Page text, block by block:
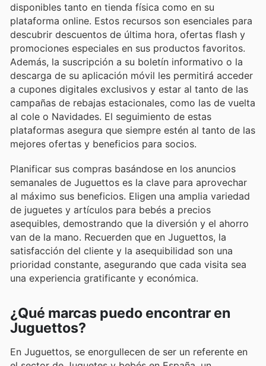
disponibles tanto en tienda física como en su
plataforma online. Estos recursos son esenciales para
descubrir descuentos de última hora, ofertas flash y
promociones especiales en sus productos favoritos.
Además, la suscripción a su boletín informativo o la
descarga de su aplicación móvil les permitirá acceder
a cupones digitales exclusivos y estar al tanto de las
campañas de rebajas estacionales, como las de vuelta
al cole o Navidades. El seguimiento de estas
plataformas asegura que siempre estén al tanto de las
mejores ofertas y beneficios para socios.
Planificar sus compras basándose en los anuncios
semanales de Juguettos es la clave para aprovechar
al máximo sus beneficios. Eligen una amplia variedad
de juguetes y artículos para bebés a precios
asequibles, demostrando que la diversión y el ahorro
van de la mano. Recuerden que en Juguettos, la
satisfacción del cliente y la asequibilidad son una
prioridad constante, asegurando que cada visita sea
una experiencia gratificante y económica.
¿Qué marcas puedo encontrar en
Juguettos?
En Juguettos, se enorgullecen de ser un referente en